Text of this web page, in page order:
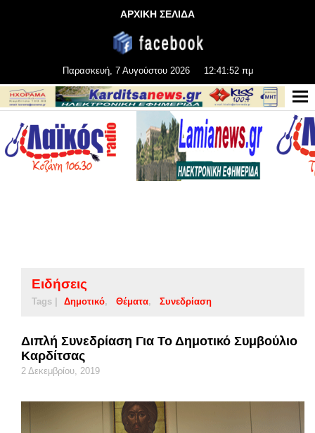
ΑΡΧΙΚΗ ΣΕΛΙΔΑ
Παρασκευή, 7 Αυγούστου 2026 12:41:53 πμ
Ειδήσεις
Tags | Δημοτικό Θέματα Συνεδρίαση
Διπλή Συνεδρίαση Για Το Δημοτικό Συμβούλιο
Καρδίτσας
2 Δεκεμβρίου, 2019